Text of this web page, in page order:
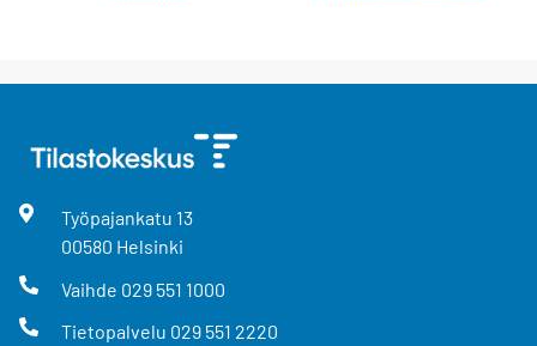
Työpajankatu 13
00580 Helsinki
Vaihde 029 551 1000
Tietopalvelu 029 551 2220